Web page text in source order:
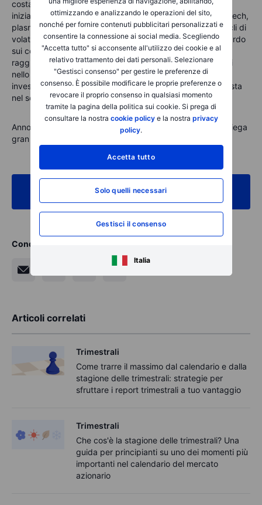
ottimizzando e analizzando le operazioni del sito,
nonché per fornire contenuti pubblicitari personalizzati e
consentire la connessione ai social media. Scegliendo
"Accetta tutto" si acconsente all'utilizzo dei cookie e al
relativo trattamento dei dati personali. Selezionare
"Gestisci consenso" per gestire le preferenze di
consenso. È possibile modificare le proprie preferenze o
revocare il proprio consenso in qualsiasi momento
tramite la pagina della politica sui cookie. Si prega di
consultare la nostra cookie policye la nostra privacy
policy.
Accetta tutto
Solo quelli necessari
Gestisci il consenso
Italia
costante. Le quattro grandi ondate annuali, guidate
inizialmente dalle banche e successivamente dal settore tech,
plasmano la percezione degli investitori e influenzano i cicli di
volatilità. I retailer chiudono la stagione offrendo uno sguardo
sui consumi.Il principale fattore di volatilità è il
raggruppamento, quando molti report vengono pubblicati
nello stesso momento. Il rischio è l’accavallamento: troppi
investitori posizionati nella stessa direzione. La disciplina sta
nel seguire la sequenza, non nel contrastarla.
Annota le date sul calendario: l’ordine di pubblicazione spiega
gran parte dei movimenti sui prezzi.
Esplora altre analisi sulle azioni e la sezione
Ispirazione
Condividi
Articoli correlati
Trimestrali
Come trarre il massimo dal calendario e dalla
stagione delle trimestrali: strategie per
sfruttare i report trimestrali a tuo vantaggio
Trimestrali
Che cos'è la stagione delle trimestrali? Una
guida per principianti su uno dei momenti più
importanti nel calendario del mercato
azionario